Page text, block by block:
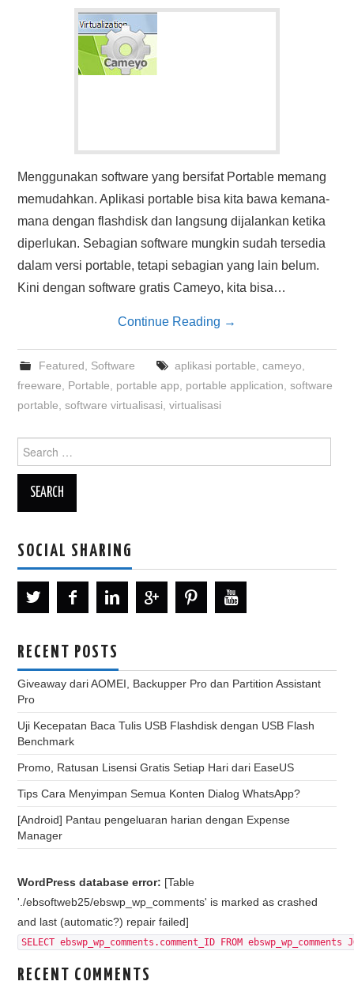
HASIL PENCARIAN
Menggunakan software yang bersifat Portable memang
memudahkan. Aplikasi portable bisa kita bawa kemana-
mana dengan flashdisk dan langsung dijalankan ketika
diperlukan. Sebagian software mungkin sudah tersedia
dalam versi portable, tetapi sebagian yang lain belum.
Kini dengan software gratis Cameyo, kita bisa…
Continue Reading →
Featured Software aplikasi portable cameyo
freeware
Portable portable app portable application ,software
portable ,software virtualisasi ,virtualisasi
for:
SOCIAL SHARING
RECENT POSTS
Giveaway dari AOMEI, Backupper Pro dan Partition Assistant
Pro
Uji Kecepatan Baca Tulis USB Flashdisk dengan USB Flash
Benchmark
Promo, Ratusan Lisensi Gratis Setiap Hari dari EaseUS
Tips Cara Menyimpan Semua Konten Dialog WhatsApp?
[Android] Pantau pengeluaran harian dengan Expense
Manager
WordPress database error: [Table
'./ebsoftweb25/ebswp_wp_comments' is marked as crashed
and last (automatic?) repair failed]
SELECT ebswp_wp_comments.comment_ID FROM
RECENT COMMENTS